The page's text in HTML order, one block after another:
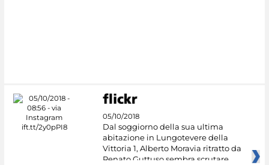
05/10/2018
Dal soggiorno della sua ultima
abitazione in Lungotevere della
Vittoria 1, Alberto Moravia ritratto da
Renato Guttuso sembra scrutare